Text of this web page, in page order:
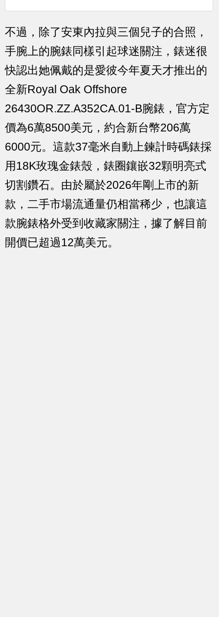
不過，除了安東內拉與三個兒子的合照，
手腕上的腕錶同樣引起球迷關注，錶迷很
快認出她佩戴的是愛彼今年夏天才推出的
全新Royal Oak Offshore
26430OR.ZZ.A352CA.01-B腕錶，官方定
價為6萬8500美元，約合新台幣206萬
6000元。這款37毫米自動上鍊計時碼錶採
用18K玫瑰金錶殼，錶圈鑲嵌32顆明亮式
切割鑽石。由於屬於2026年剛上市的新
款，二手市場流通量仍相當稀少，也讓這
款腕錶格外受到收藏家關注，據了解目前
開價已超過12萬美元。